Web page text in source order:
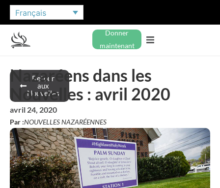
Français
Donner
maintenant
Retour
aux
Nouvelles
Nazaréens dans les
Nouvelles : avril 2020
avril 24, 2020
Par :NOUVELLES NAZARÉENNES